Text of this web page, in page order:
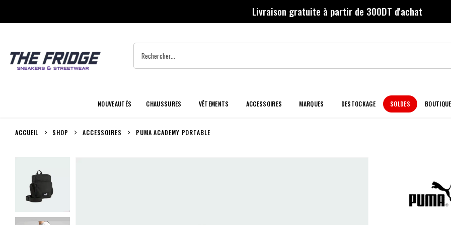
Livraison gratuite à partir de 300DT d'achat
NOUVEAUTÉS CHAUSSURES VÊTEMENTS ACCESSOIRES MARQUES DESTOCKAGE SOLDES
ACCUEIL SHOP ACCESSOIRES PUMA ACADEMY PORTABLE